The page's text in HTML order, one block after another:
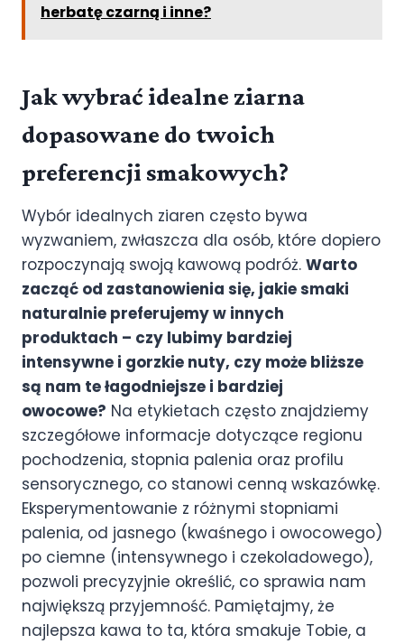
herbatę czarną i inne?
Jak wybrać idealne ziarna
dopasowane do twoich
preferencji smakowych?
Wybór idealnych ziaren często bywa
wyzwaniem, zwłaszcza dla osób, które dopiero
rozpoczynają swoją kawową podróż. Warto
zacząć od zastanowienia się, jakie smaki
naturalnie preferujemy w innych
produktach – czy lubimy bardziej
intensywne i gorzkie nuty, czy może bliższe
są nam te łagodniejsze i bardziej
owocowe? Na etykietach często znajdziemy
szczegółowe informacje dotyczące regionu
pochodzenia, stopnia palenia oraz profilu
sensorycznego, co stanowi cenną wskazówkę.
Eksperymentowanie z różnymi stopniami
palenia, od jasnego (kwaśnego i owocowego)
po ciemne (intensywnego i czekoladowego),
pozwoli precyzyjnie określić, co sprawia nam
największą przyjemność. Pamiętajmy, że
najlepsza kawa to ta, która smakuje Tobie, a